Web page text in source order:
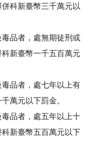
科新臺幣三千萬元以
品者，處無期徒刑或
新臺幣一千五百萬元
品者，處七年以上有
萬元以下罰金。
品者，處五年以上十
新臺幣五百萬元以下